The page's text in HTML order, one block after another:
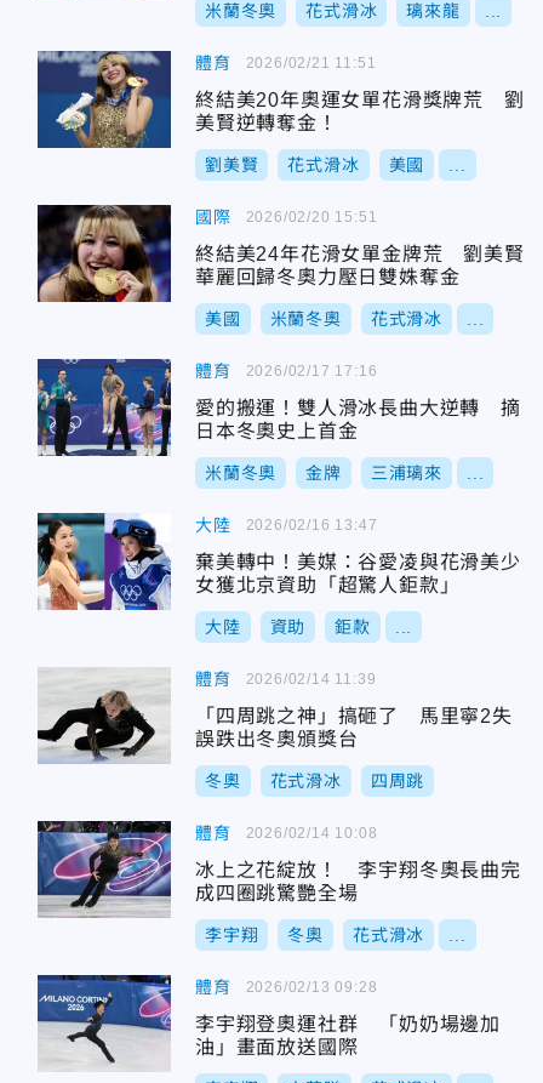
米蘭冬奧 花式滑冰 璃來龍
體育
終結美20年奧運女單花滑獎牌荒 劉
美賢逆轉奪金！
劉美賢 花式滑冰 美國
2026/02/21 11:51
國際
終結美24年花滑女單金牌荒 劉美賢
華麗回歸冬奧力壓日雙姝奪金
美國 米蘭冬奧 花式滑冰
2026/02/20 15:51
體育
愛的搬運！雙人滑冰長曲大逆轉 摘
日本冬奧史上首金
米蘭冬奧 金牌 三浦璃來
2026/02/17 17:16
大陸
棄美轉中！美媒：谷愛凌與花滑美少
女獲北京資助「超驚人鉅款」
大陸 資助 鉅款
2026/02/16 13:47
體育
「四周跳之神」搞砸了 馬里寧2失
誤跌出冬奧頒獎台
冬奧 花式滑冰 四周跳
2026/02/14 11:39
體育
冰上之花綻放！ 李宇翔冬奧長曲完
成四圈跳驚艷全場
李宇翔 冬奧 花式滑冰
2026/02/14 10:08
體育
李宇翔登奧運社群 「奶奶場邊加
油」畫面放送國際
2026/02/13 09:28